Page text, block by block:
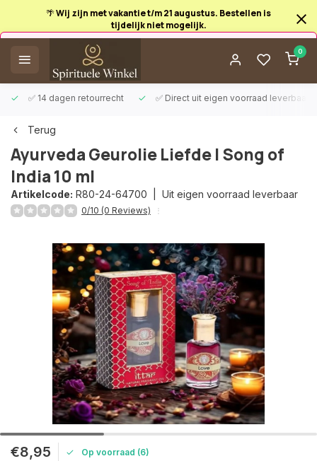
🌴 Wij zijn met vakantie t/m 21 augustus. Bestellen is
tijdelijk niet mogelijk.
0
✅ 14 dagen retourrecht ✅ Direct uit eigen voorraad leverbaar
Afrekenen is uitgeschakeld.
Terug
Ayurveda Geurolie Liefde | Song of
India 10 ml
Artikelcode: R80-24-64700 | Uit eigen voorraad leverbaar
0/10 (0 Reviews)
€8,95 Op voorraad (6)